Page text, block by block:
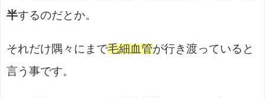
半するのだとか。
それだけ隅々にまで毛細血管が行き渡っていると
言う事です。